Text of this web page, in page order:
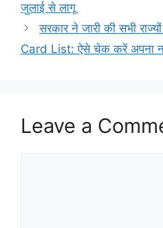
जुलाई से लागू
सरकार ने जारी की सभी
Card List: ऐसे चेक करें अपना
Leave a